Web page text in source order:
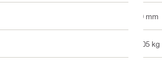
50 mm
0.05 kg